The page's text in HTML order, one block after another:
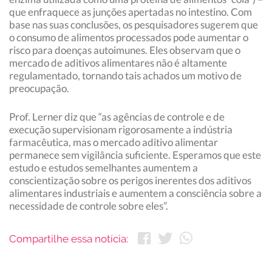
que enfraquece as junções apertadas no intestino. Com
base nas suas conclusões, os pesquisadores sugerem que
o consumo de alimentos processados ​​pode aumentar o
risco para doenças autoimunes. Eles observam que o
mercado de aditivos alimentares não é altamente
regulamentado, tornando tais achados um motivo de
preocupação.
Prof. Lerner diz que “as agências de controle e de
execução supervisionam rigorosamente a indústria
farmacêutica, mas o mercado aditivo alimentar
permanece sem vigilância suficiente. Esperamos que este
estudo e estudos semelhantes aumentem a
conscientização sobre os perigos inerentes dos aditivos
alimentares industriais e aumentem a consciência sobre a
necessidade de controle sobre eles”.
Compartilhe essa notícia: